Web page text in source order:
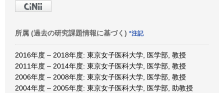
所属 (過去の研究課題情報に基づく) *注記
2016年度 – 2018年度: 東京女子医科大学, 医学部, 教授
2011年度 – 2014年度: 東京女子医科大学, 医学部, 教授
2006年度 – 2008年度: 東京女子医科大学, 医学部, 教授
2004年度 – 2005年度: 東京女子医科大学, 医学部, 助教授